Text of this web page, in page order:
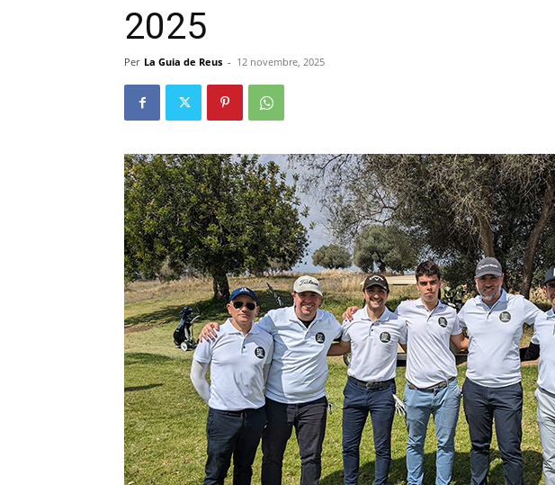
2025
Per La Guia de Reus - 12 novembre, 2025